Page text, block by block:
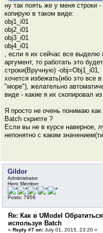
ну так поять же у меня строки
копирую в таком виде:
obj1_i01
obj2_i01
obj3_i01
obj4_i01
, если я их сейчас все выделю
аргумент, то работать это
строки(Вручную) -
хочется избежать(ибо это все
"море"), желательно
виде - какие я их скопировал
Я просто не очень понимаю
Batch скрипте ?
Если вы не в курсе наверное,
непонятно с каким
Gildor
Administrator
Hero Member
Posts: 7956
Re: Как в UModel
используя Batch
« Reply #7 on: July 01, 2015, 23:20 »